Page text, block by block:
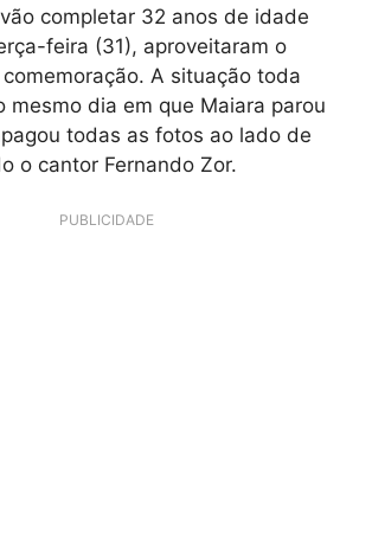
completar 32 anos de idade
feira (31), aproveitaram o
A situação toda
mesmo dia em que Maiara parou
todas as fotos ao lado de
o cantor Fernando Zor.
PUBLICIDADE